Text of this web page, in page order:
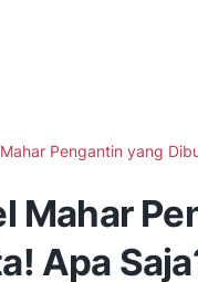
Pengantin yang
Mahar
Apa